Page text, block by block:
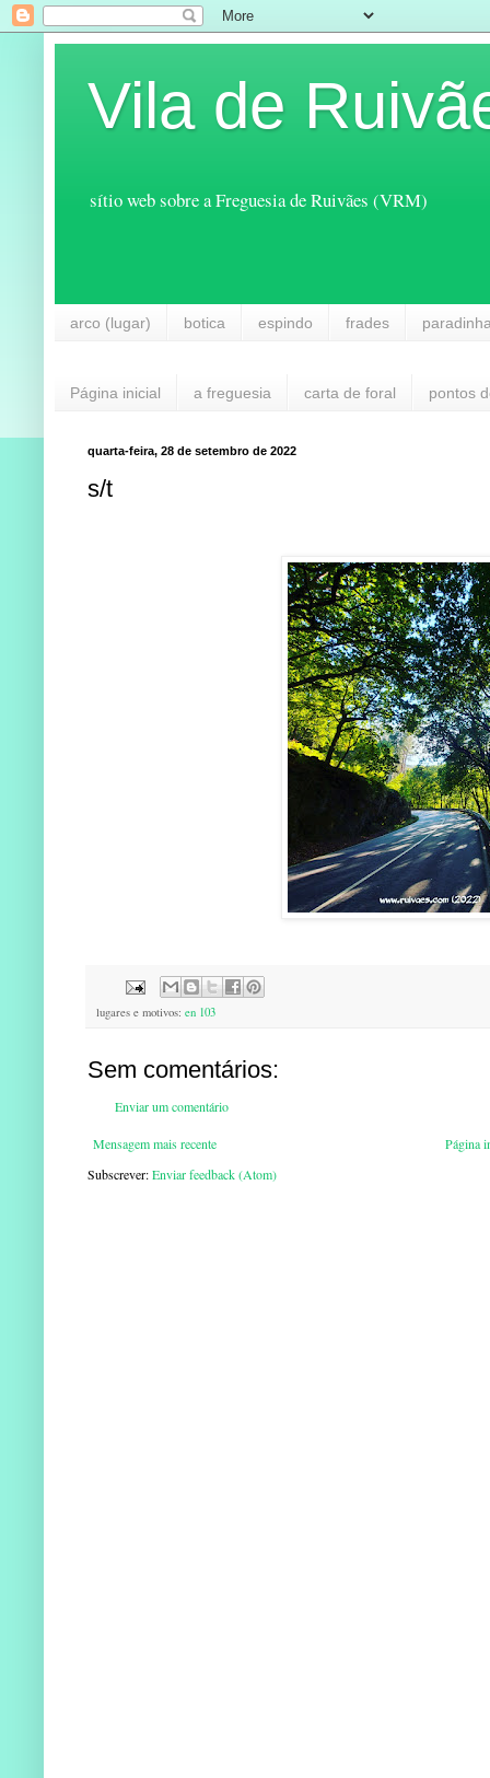
Vila de
sítio web sobre a Freguesia de Ruivães (VRM)
arco (lugar) botica espindo frades
Página inicial a freguesia carta de foral pontos
quarta-feira, 28 de setembro de 2022
s/t
lugares e motivos: en 103
Sem comentários:
Enviar um comentário
Mensagem mais recente
Página
Subscrever:Enviar feedback (Atom)